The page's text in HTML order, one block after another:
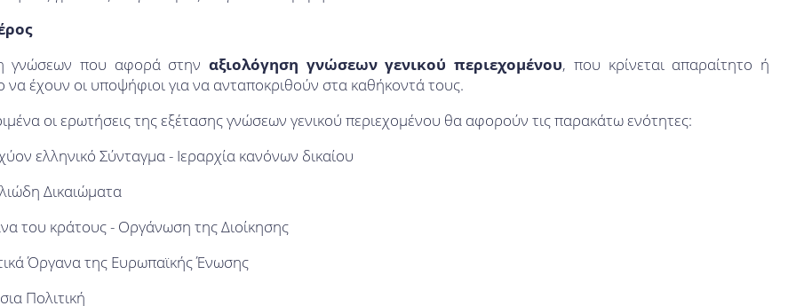
γνώσεων που αφορά στηναξιολόγηση γνώσεων γενικού περιεχομένου, που κρίνεται απαραίτητο ή
να έχουν οι υποψήφιοι για να ανταποκριθούν στα καθήκοντά τους.
οι ερωτήσεις της εξέτασης γνώσεων γενικού περιεχομένου θα αφορούν τις παρακάτω ενότητες:
ελληνικό Σύνταγμα - Ιεραρχία κανόνων δικαίου
Δικαιώματα
του κράτους - Οργάνωση της Διοίκησης
Όργανα της Ευρωπαϊκής Ένωσης
Πολιτική